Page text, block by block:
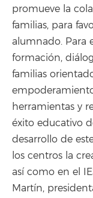
promueve la
familias, para
alumnado. Para
formación,
familias
herramientas y
éxito educativo
desarrollo de
los centros la
así como en el
Martín,